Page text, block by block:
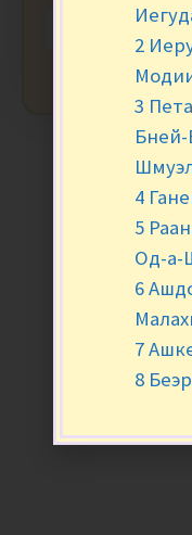
+
2
3
Бней-
4
5
Од-а-
6
7
8